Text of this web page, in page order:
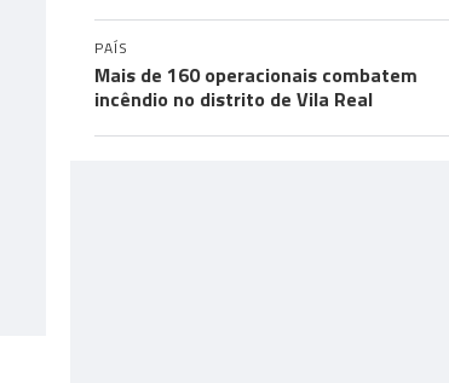
PAÍS
Mais de 160 operacionais combatem
incêndio no distrito de Vila Real